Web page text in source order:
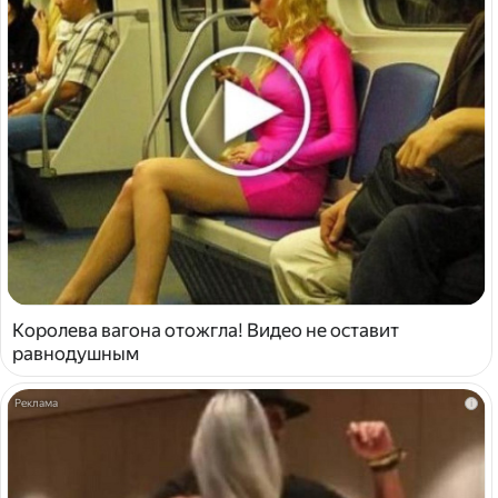
Королева вагона отожгла! Видео не оставит
равнодушным
i